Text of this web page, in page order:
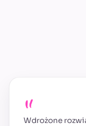
„
Wdrożone